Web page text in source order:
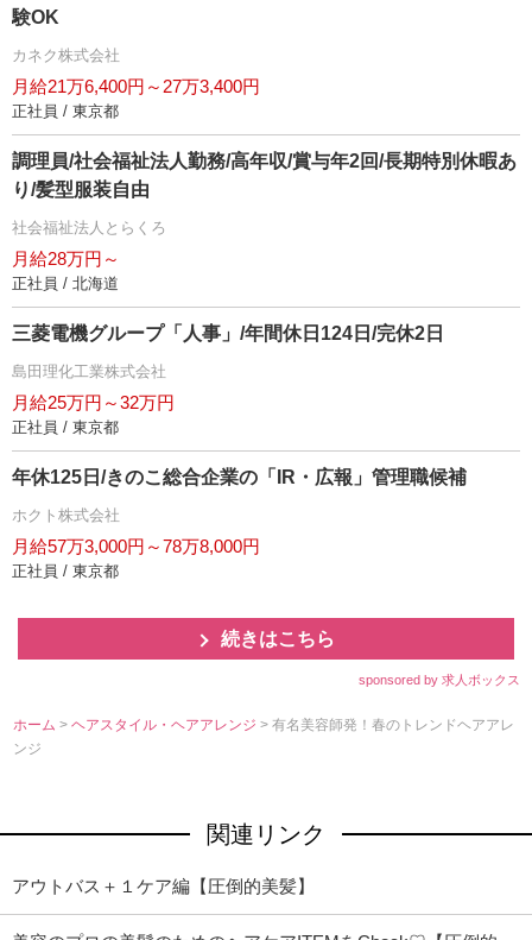
験OK
カネク株式会社
月給21万6,400円～27万3,400円
正社員 / 東京都
調理員/社会福祉法人勤務/高年収/賞与年2回/長期特別休暇あ
り/髪型服装自由
社会福祉法人とらくろ
月給28万円～
正社員 / 北海道
三菱電機グループ「人事」/年間休日124日/完休2日
島田理化工業株式会社
月給25万円～32万円
正社員 / 東京都
年休125日/きのこ総合企業の「IR・広報」管理職候補
ホクト株式会社
月給57万3,000円～78万8,000円
正社員 / 東京都
続きはこちら
sponsored by 求人ボックス
ホーム >ヘアスタイル・ヘアアレンジ> 有名美容師発！春のトレンドヘアアレ
ンジ
関連リンク
アウトバス＋１ケア編【圧倒的美髪】